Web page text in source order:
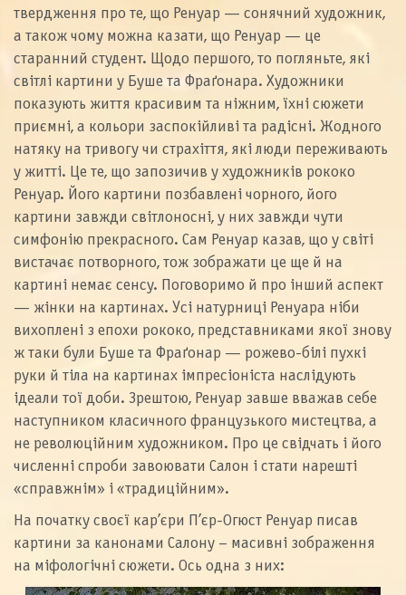
твердження про те, що Ренуар — сонячний художник,
а також чому можна казати, що Ренуар — це
старанний студент. Щодо першого, то погляньте, які
світлі картини у Буше та Фраґонара. Художники
показують життя красивим та ніжним, їхні сюжети
приємні, а кольори заспокійливі та радісні. Жодного
натяку на тривогу чи страхіття, які люди переживають
у житті. Це те, що запозичив у художників рококо
Ренуар. Його картини позбавлені чорного, його
картини завжди світлоносні, у них завжди чути
симфонію прекрасного. Сам Ренуар казав, що у світі
вистачає потворного, тож зображати це ще й на
картині немає сенсу. Поговоримо й про інший аспект
— жінки на картинах. Усі натурниці Ренуара ніби
вихоплені з епохи рококо, представниками якої знову
ж таки були Буше та Фраґонар — рожево-білі пухкі
руки й тіла на картинах імпресіоніста наслідують
ідеали тої доби. Зрештою, Ренуар завше вважав себе
наступником класичного французького мистецтва, а
не революційним художником. Про це свідчать і його
численні спроби завоювати Салон і стати нарешті
«справжнім» і «традиційним».
На початку своєї кар’єри П’єр-Огюст Ренуар писав
картини за канонами Салону – масивні зображення
на міфологічні сюжети. Ось одна з них: